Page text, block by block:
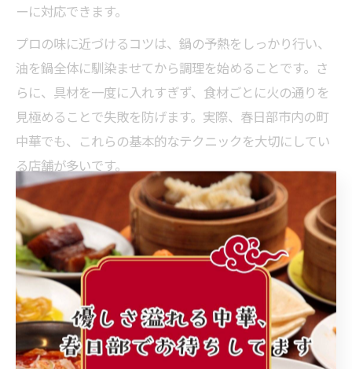
ーに対応できます。
プロの味に近づけるコツは、鍋の予熱をしっかり行い、
油を鍋全体に馴染ませてから調理を始めることです。さ
らに、具材を一度に入れすぎず、食材ごとに火の通りを
見極めることで失敗を防げます。実際、春日部市内の町
中華でも、これらの基本的なテクニックを大切にしてい
る店舗が多いです。
初めて中華鍋を使う場合は、焦げつきやすさに注意し、
火加減を調整しながら調理しましょう。鍋の種類によっ
てはシーズニング（油ならし）が必要な場合もあるの
で、取扱説明書を確認するのも忘れずに。自宅での鍋料
理体験を重ねることで、徐々にプロの味に近づけるはず
です。